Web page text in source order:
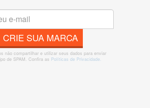
CRIE SUA MARCA
não compartilhar e utilizar seus dados para enviar
de SPAM. Confira as Políticas de Privacidade.